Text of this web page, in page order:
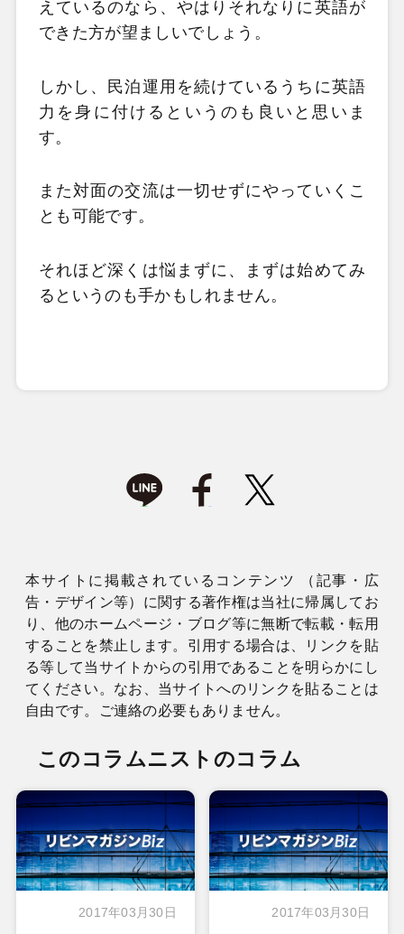
えているのなら、やはりそれなりに英語が
できた方が望ましいでしょう。
しかし、民泊運用を続けているうちに英語
力を身に付けるというのも良いと思いま
す。
また対面の交流は一切せずにやっていくこ
とも可能です。
それほど深くは悩まずに、まずは始めてみ
るというのも手かもしれません。
本サイトに掲載されているコンテンツ （記事・広
告・デザイン等）に関する著作権は当社に帰属してお
り、他のホームページ・ブログ等に無断で転載・転用
することを禁止します。引用する場合は、リンクを貼
る等して当サイトからの引用であることを明らかにし
てください。なお、当サイトへのリンクを貼ることは
自由です。ご連絡の必要もありません。
このコラムニストのコラム
2017年03月30日 2017年03月30日